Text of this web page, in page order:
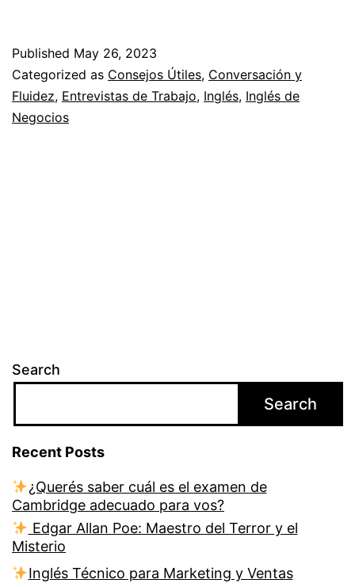
Published May 26, 2023
Categorized as Consejos Útiles, Conversación y
Fluidez, Entrevistas de Trabajo, Inglés, Inglés de
Negocios
Search
Search
Recent Posts
¿Querés saber cuál es el examen de
Cambridge adecuado para vos?
Edgar Allan Poe: Maestro del Terror y el
Misterio
Inglés Técnico para Marketing y Ventas